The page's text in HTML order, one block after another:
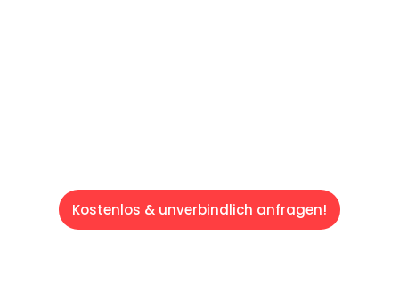
Kostenlos & unverbindlich anfragen!